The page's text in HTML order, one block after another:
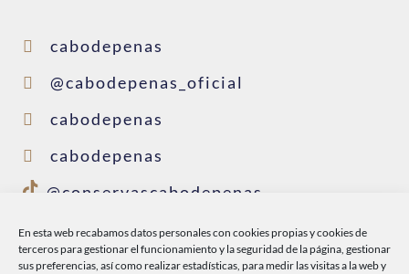
En esta web recabamos datos personales con cookies propias y cookies de
terceros para gestionar el funcionamiento y la seguridad de la página, gestionar
sus preferencias, así como realizar estadísticas, para medir las visitas a la web y
cabodepenas
@cabodepenas_oficial
cabodepenas
cabodepenas
@conservascabodepenas
INICIO